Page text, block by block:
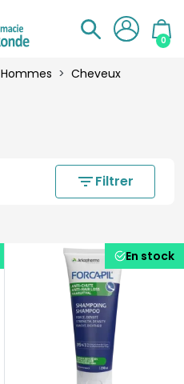
0
Hommes
Cheveux
filter_listFiltrer
En stock